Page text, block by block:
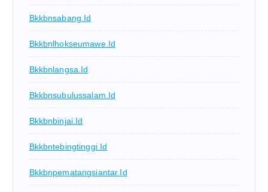
Bkkbnsabang.id
Bkkbnlhokseumawe.id
Bkkbnlangsa.id
Bkkbnsubulussalam.id
Bkkbnbinjai.id
Bkkbntebingtinggi.id
Bkkbnpematangsiantar.id